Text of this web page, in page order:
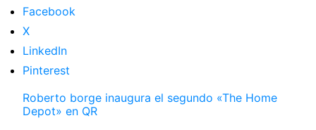
Facebook
X
LinkedIn
Pinterest
Roberto borge inaugura el segundo «The Home
Depot» en QR